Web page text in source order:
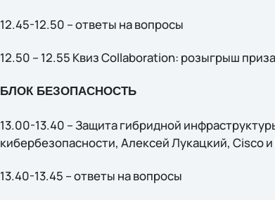
12.45-12.50 – ответы на вопросы
12.50 – 12.55 Квиз Collaboration: розыгрыш приза
БЛОК БЕЗОПАСНОСТЬ
13.00-13.40 – Защита гибридной
кибербезопасности, Алексей Лукацкий, Cisco
13.40-13.45 – ответы на вопросы